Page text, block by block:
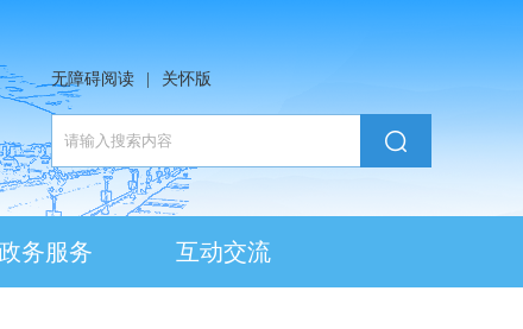
无障碍阅读 关怀版
务服务 互动交流